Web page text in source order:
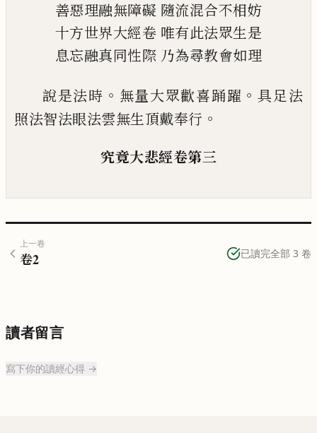
善惡理融無障礙 隨流混合不相妨
十方世界大經卷 唯有此法眾生是
息忘融真同性際 乃為尋教會如理
說是法時 。 無量大眾歡喜踊躍 。具足法
照法智法眼法雲無生頂戴奉行 。
究竟大悲經卷第三
上一卷
卷2 已讀完全部 3 卷
讀者留言
寫下你的讀經心得 →